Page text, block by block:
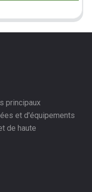
principaux
et d'équipements
de haute